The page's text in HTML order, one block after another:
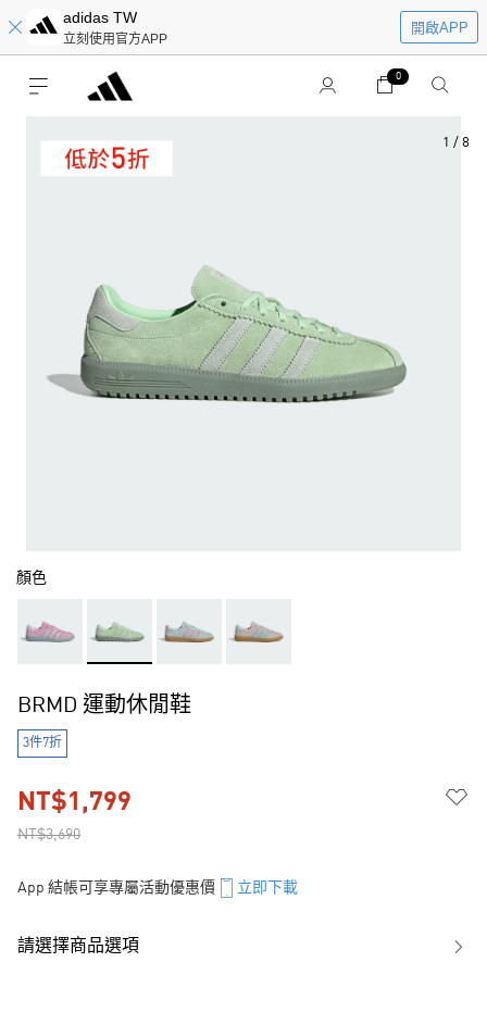
adidas TW
立刻使用官方APP
開啟APP
0
1 / 8
顏色
BRMD 運動休閒鞋
3件7折
NT$3,690
NT$1,799
App 結帳可享專屬活動優惠價 立即下載
請選擇商品選項